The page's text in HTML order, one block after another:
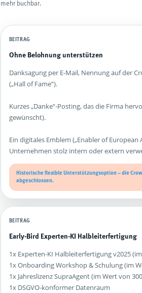
mehr buchbar.
BEITRAG
Ohne Belohnung unterstützen
Danksagung per E-Mail, Nennung auf der
(„Hall of Fame“).
Kurzes „Danke“-Posting, das die Firma
gewünscht).
Ein digitales Emblem („Enabler of European
Unternehmen stolz intern oder extern
Historische flexible Unterstützungsoption – die
abgeschlossen.
BEITRAG
Early-Bird Experten-KI Halbleiterfertigung
1x Experten-KI Halbleiterfertigung v2025
1x Onboarding Workshop & Schulung (im
1x Jahreslizenz SupraAgent (im Wert von
1x DSGVO-konformer Datenraum